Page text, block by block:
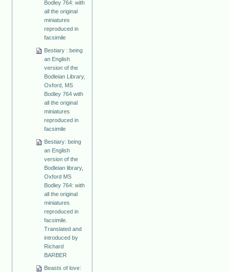
Bodley 764: with
all the original
miniatures
reproduced in
facsimile
Bestiary : being
an English
version of the
Bodleian Library,
Oxford, MS
Bodley 764 with
all the original
miniatures
reproduced in
facsimile
Bestiary: being
an English
version of the
Bodleian library,
Oxford MS
Bodley 764: with
all the original
miniatures
reproduced in
facsimile.
Translated and
introduced by
Richard
BARBER
Beasts of love: